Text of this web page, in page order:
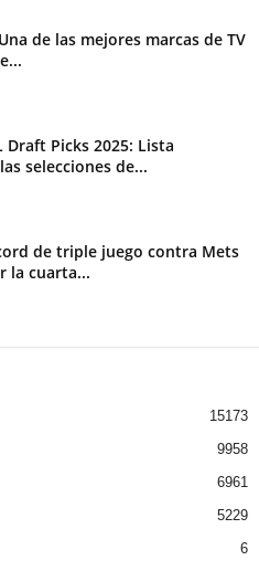
de las mejores marcas de TV
Draft Picks 2025: Lista
selecciones de...
de triple juego contra Mets
la cuarta...
15173
9958
6961
5229
6